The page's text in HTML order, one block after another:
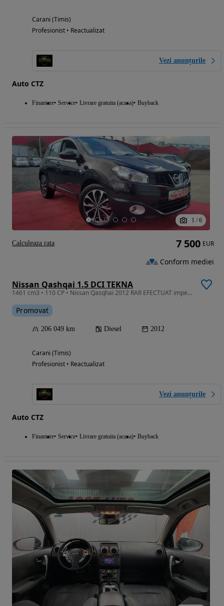
Carani (Timis)
Profesionist • Reactualizat
Vezi anunțurile
Auto CTZ
Finantare Service Livrare gratuita (acasa) Buyback
1 / 6
Nissan Qashqai 1.5 DCI TEKNA
1461 cm3 • 110 CP • Nissan Qasqhai 2012 RAR EFECTUAT impecabil GARANȚIE RATE RevizieGRATUI
Promovat
206 049 km Diesel 2012
Carani (Timis)
Profesionist • Reactualizat
Vezi anunțurile
Auto CTZ
Finantare Service Livrare gratuita (acasa) Buyback
7 500 EUR
Conform mediei
Calculeaza rata